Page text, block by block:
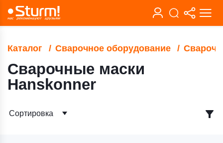
Каталог Сварочное оборудование
Сварочные маски
Hanskonner
Сортировка